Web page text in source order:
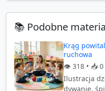
📚 Podobne
Krąg
ruchowa
👁️ 318 • 📥 0
Ilustracja
dywanie,